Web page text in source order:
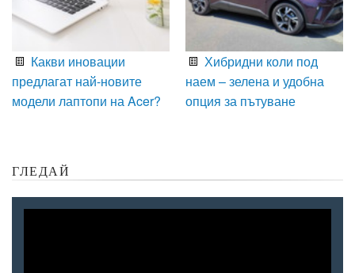
Какви иновации
предлагат най-новите
модели лаптопи на Acer?
Хибридни коли под
наем – зелена и удобна
опция за пътуване
ГЛЕДАЙ